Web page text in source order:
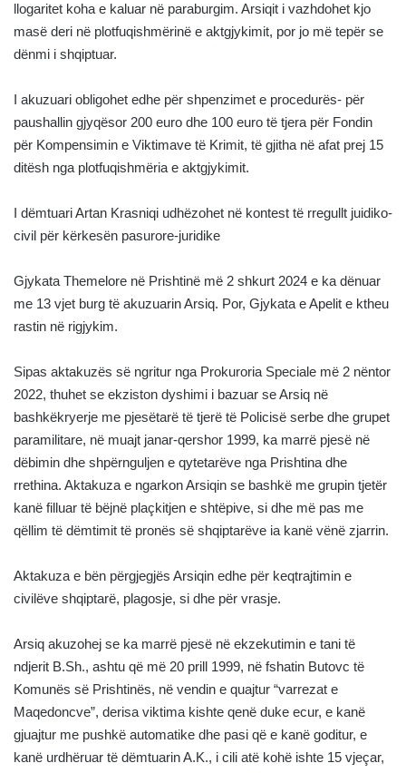
llogaritet koha e kaluar në paraburgim. Arsiqit i vazhdohet kjo
masë deri në plotfuqishmërinë e aktgjykimit, por jo më tepër se
dënmi i shqiptuar.
I akuzuari obligohet edhe për shpenzimet e procedurës- për
paushallin gjyqësor 200 euro dhe 100 euro të tjera për Fondin
për Kompensimin e Viktimave të Krimit, të gjitha në afat prej 15
ditësh nga plotfuqishmëria e aktgjykimit.
I dëmtuari Artan Krasniqi udhëzohet në kontest të rregullt juidiko-
civil për kërkesën pasurore-juridike
Gjykata Themelore në Prishtinë më 2 shkurt 2024 e ka dënuar
me 13 vjet burg të akuzuarin Arsiq. Por, Gjykata e Apelit e ktheu
rastin në rigjykim.
Sipas aktakuzës së ngritur nga Prokuroria Speciale më 2 nëntor
2022, thuhet se ekziston dyshimi i bazuar se Arsiq në
bashkëkryerje me pjesëtarë të tjerë të Policisë serbe dhe grupet
paramilitare, në muajt janar-qershor 1999, ka marrë pjesë në
dëbimin dhe shpërnguljen e qytetarëve nga Prishtina dhe
rrethina. Aktakuza e ngarkon Arsiqin se bashkë me grupin tjetër
kanë filluar të bëjnë plaçkitjen e shtëpive, si dhe më pas me
qëllim të dëmtimit të pronës së shqiptarëve ia kanë vënë zjarrin.
Aktakuza e bën përgjegjës Arsiqin edhe për keqtrajtimin e
civilëve shqiptarë, plagosje, si dhe për vrasje.
Arsiq akuzohej se ka marrë pjesë në ekzekutimin e tani të
ndjerit B.Sh., ashtu që më 20 prill 1999, në fshatin Butovc të
Komunës së Prishtinës, në vendin e quajtur “varrezat e
Maqedoncve”, derisa viktima kishte qenë duke ecur, e kanë
gjuajtur me pushkë automatike dhe pasi që e kanë goditur, e
kanë urdhëruar të dëmtuarin A.K., i cili atë kohë ishte 15 vjeçar,